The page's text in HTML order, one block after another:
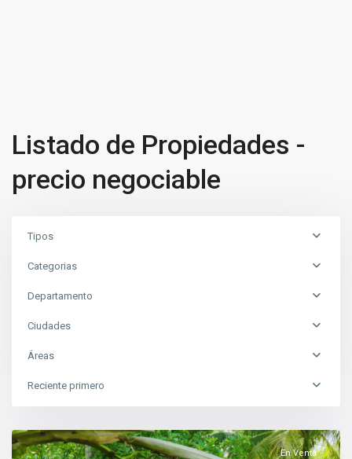
Listado de Propiedades -
precio negociable
Tipos
Categorias
Departamento
Ciudades
Áreas
Reciente primero
En Venta